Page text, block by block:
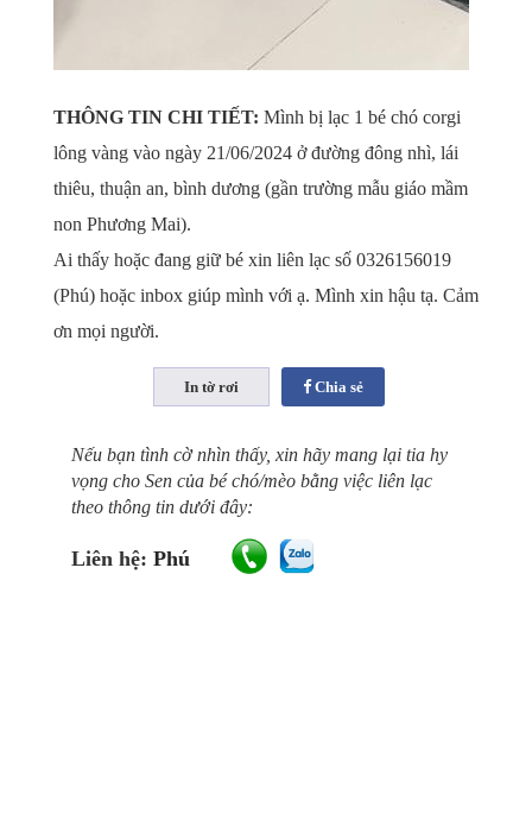
THÔNG TIN CHI TIẾT: Mình bị lạc 1 bé chó corgi
lông vàng vào ngày 21/06/2024 ở đường đông nhì, lái
thiêu, thuận an, bình dương (gần trường mẫu giáo mầm
non Phương Mai).
Ai thấy hoặc đang giữ bé xin liên lạc số 0326156019
(Phú) hoặc inbox giúp mình với ạ. Mình xin hậu tạ. Cảm
ơn mọi người.
Chia sẻ
Nếu bạn tình cờ nhìn thấy, xin hãy mang lại tia hy
vọng cho Sen của bé chó/mèo bằng việc liên lạc
theo thông tin dưới đây:
Liên hệ: Phú